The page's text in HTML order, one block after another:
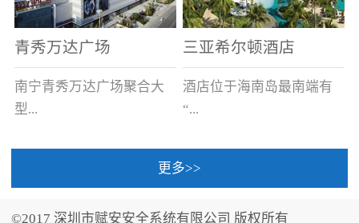
青秀万达广场
南宁青秀万达广场聚合大
型...
三亚希尔顿酒店
酒店位于海南岛最南端有
“...
中国的海岛天堂”之美称的
更多>>
©2017 深圳市赋安安全系统有限公司 版权所有